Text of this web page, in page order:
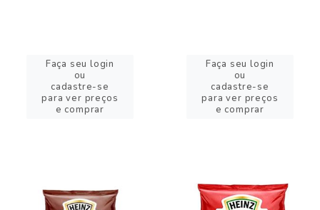
Faça seu login
ou
cadastre-se
para ver preços
e comprar
Faça seu login
ou
cadastre-se
para ver preços
e comprar